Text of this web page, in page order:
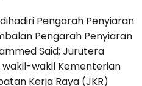
Pengarah Penyiaran
Pengarah Penyiaran
Said; Jurutera
wakil-wakil Kementerian
Kerja Raya (JKR)